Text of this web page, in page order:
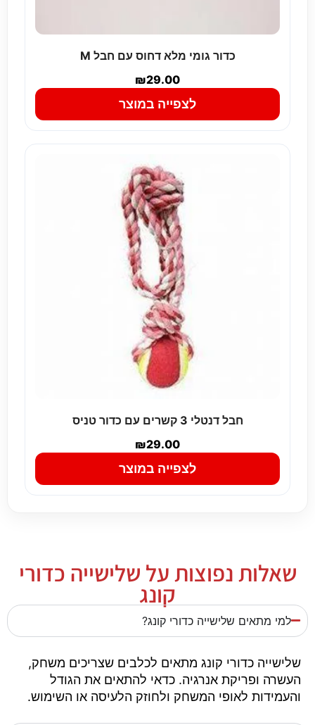
כדור גומי מלא דחוס עם חבל M
₪29.00
לצפייה במוצר
חבל דנטלי 3 קשרים עם כדור טניס
₪29.00
לצפייה במוצר
שאלות נפוצות על שלישייה כדורי
קונג
למי מתאים שלישייה כדורי קונג?
שלישייה כדורי קונג מתאים לכלבים שצריכים משחק,
העשרה ופריקת אנרגיה. כדאי להתאים את הגודל
והעמידות לאופי המשחק ולחוזק הלעיסה או השימוש.